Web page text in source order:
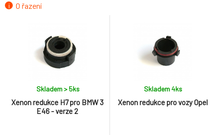
O řazení
Xenon redukce H7 pro BMW 3
E46 - verze 2
Skladem > 5ks
Xenon redukce pro vozy Opel
Skladem 4ks